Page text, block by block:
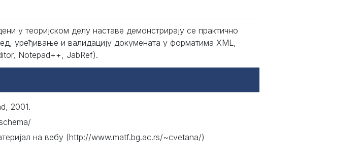
у теоријском делу наставе демонстрирају се практично
уређивање и валидацију докумената у форматима XML,
Notepad++, JabRef).
2001.
на вебу (http://www.matf.bg.ac.rs/~cvetana/)